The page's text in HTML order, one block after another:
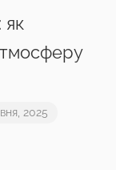
як
2025